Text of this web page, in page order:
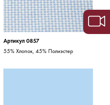
Артикул 0857
55% Хлопок, 45% Полиэстер